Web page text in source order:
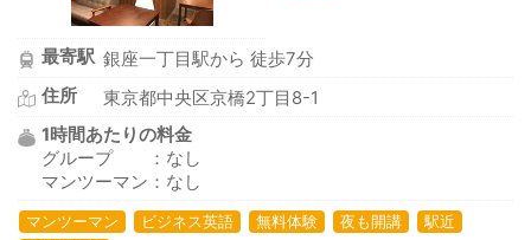
最寄駅 銀座一丁目駅から 徒歩7分
住所
東京都中央区京橋2丁目8-1
1時間あたりの料金
グループ ：なし
マンツーマン：なし
マンツーマン ビジネス英語 無料体験 夜も開講
駅近